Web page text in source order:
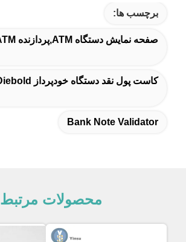
برچسب ها:
صفحه نمایش دستگاه ATM,پردازنده ATM,اعتباربخشی اسکناس
کاست پول نقد دستگاه خودپرداز Diebold,کاسه ی قطعات یدکی ATM,کاسه پول نقد Diebold 2.0
Bank Note Validator
محصولات مرتبط